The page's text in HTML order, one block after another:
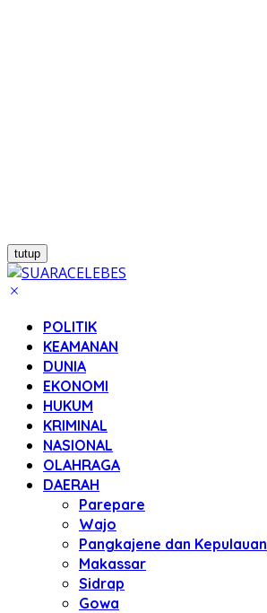
tutup
POLITIK
KEAMANAN
DUNIA
EKONOMI
HUKUM
KRIMINAL
NASIONAL
OLAHRAGA
DAERAH
Parepare
Wajo
Pangkajene dan Kepulauan
Makassar
Sidrap
Gowa